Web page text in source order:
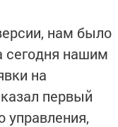
нам было
сегодня нашим
на
первый
управления,